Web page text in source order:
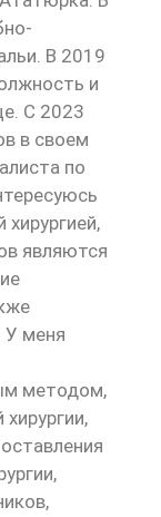
В 2019
и
С 2023
в своем
по
являются
У меня
методом,